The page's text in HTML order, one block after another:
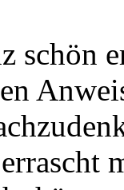
schön